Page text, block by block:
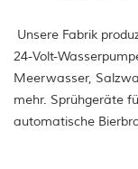
Unsere Fabrik
24-Volt-
Meerwasser,
mehr. Sprühgeräte
automatische